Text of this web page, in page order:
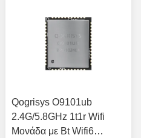
Qogrisys O9101ub
2.4G/5.8GHz 1t1r Wifi
Μονάδα με Bt Wifi6